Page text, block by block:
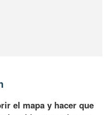
el mapa y hacer que